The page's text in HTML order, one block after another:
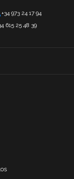
+34 973 24 17 94
615 25 48 39